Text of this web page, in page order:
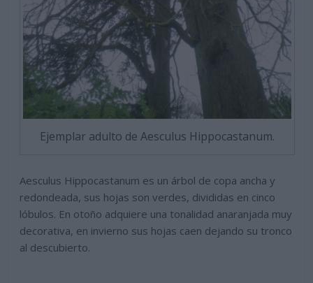
Ejemplar adulto de Aesculus Hippocastanum.
Aesculus Hippocastanum es un árbol de copa ancha y
redondeada, sus hojas son verdes, divididas en cinco
lóbulos. En otoño adquiere una tonalidad anaranjada muy
decorativa, en invierno sus hojas caen dejando su tronco
al descubierto.